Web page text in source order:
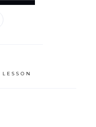
LESSON